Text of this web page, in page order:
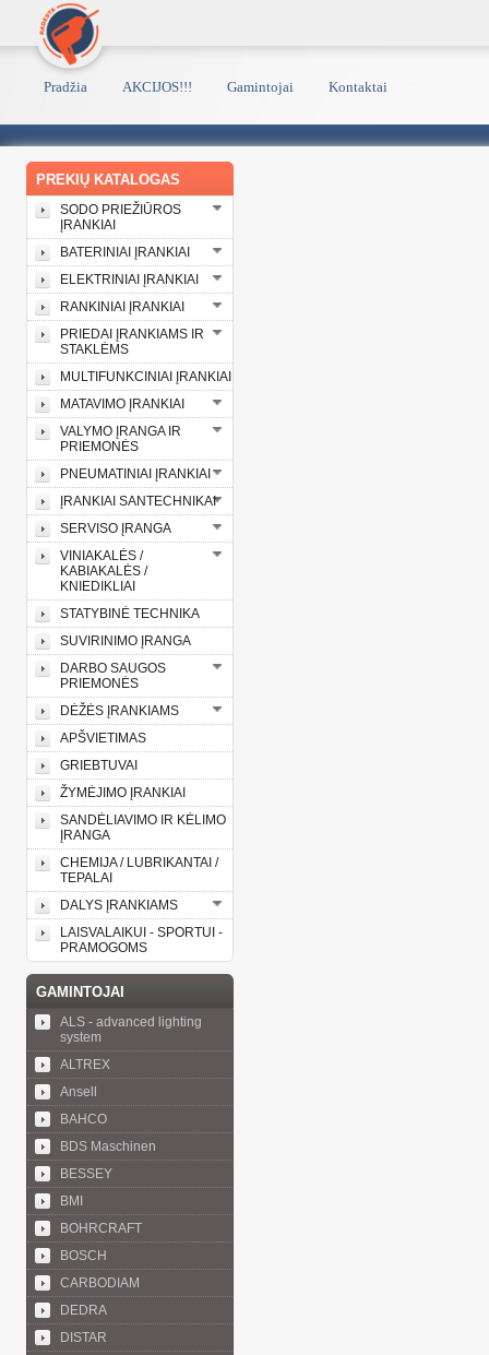
Pradžia AKCIJOS!!! Gamintojai Kontaktai
PREKIŲ KATALOGAS
SODO PRIEŽIŪROS
ĮRANKIAI
BATERINIAI ĮRANKIAI
ELEKTRINIAI ĮRANKIAI
RANKINIAI ĮRANKIAI
PRIEDAI ĮRANKIAMS IR
STAKLĖMS
MULTIFUNKCINIAI ĮRANKIAI
MATAVIMO ĮRANKIAI
VALYMO ĮRANGA IR
PRIEMONĖS
PNEUMATINIAI ĮRANKIAI
ĮRANKIAI SANTECHNIKAI
SERVISO ĮRANGA
VINIAKALĖS /
KABIAKALĖS /
KNIEDIKLIAI
STATYBINĖ TECHNIKA
SUVIRINIMO ĮRANGA
DARBO SAUGOS
PRIEMONĖS
DĖŽĖS ĮRANKIAMS
APŠVIETIMAS
GRIEBTUVAI
ŽYMĖJIMO ĮRANKIAI
SANDĖLIAVIMO IR KĖLIMO
ĮRANGA
CHEMIJA / LUBRIKANTAI /
TEPALAI
DALYS ĮRANKIAMS
LAISVALAIKUI - SPORTUI -
PRAMOGOMS
GAMINTOJAI
ALS - advanced lighting
system
ALTREX
Ansell
BAHCO
BDS Maschinen
BESSEY
BMI
BOHRCRAFT
BOSCH
CARBODIAM
DEDRA
DISTAR